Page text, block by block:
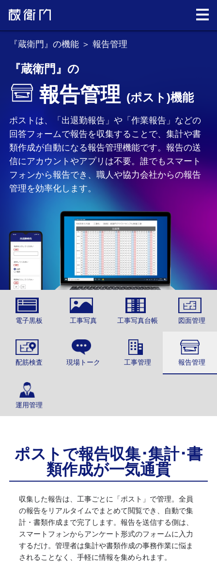
『蔵衛門』の機能＞ 報告管理
『蔵衛門』の
報告管理 (ポスト)機能
ポストは、「出退勤報告」や「作業報告」などの
回答フォームで報告を収集することで、集計や書
類作成が自動になる報告管理機能です。報告の送
信にアカウントやアプリは不要。誰でもスマート
フォンから報告でき、職人や協力会社からの報告
管理を効率化します。
電子黒板 工事写真 工事写真台帳 図面管理
配筋検査 現場トーク 工事管理 報告管理
運用管理
ポストで報告収集･集計･書
類作成が一気通貫
収集した報告は、工事ごとに「ポスト」で管理。全員
の報告をリアルタイムでまとめて閲覧でき、自動で集
計・書類作成まで完了します。報告を送信する側は、
スマートフォンからアンケート形式のフォームに入力
するだけ。管理者は集計や書類作成の事務作業に悩ま
されることなく、手軽に情報を集められます。